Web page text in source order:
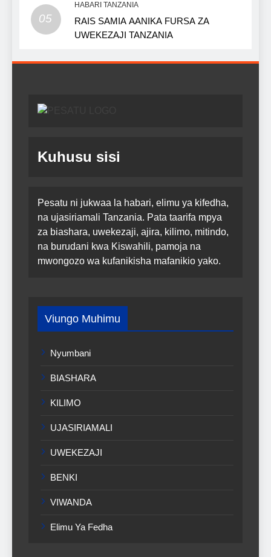
05
HABARI TANZANIA
RAIS SAMIA AANIKA FURSA ZA
UWEKEZAJI TANZANIA
Kuhusu sisi
Pesatu ni jukwaa la habari, elimu ya kifedha,
na ujasiriamali Tanzania. Pata taarifa mpya
za biashara, uwekezaji, ajira, kilimo, mitindo,
na burudani kwa Kiswahili, pamoja na
mwongozo wa kufanikisha mafanikio yako.
Viungo Muhimu
Nyumbani
BIASHARA
KILIMO
UJASIRIAMALI
UWEKEZAJI
BENKI
VIWANDA
Elimu Ya Fedha